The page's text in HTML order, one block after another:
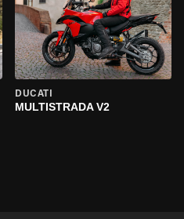
DUCATI
MULTISTRADA V2